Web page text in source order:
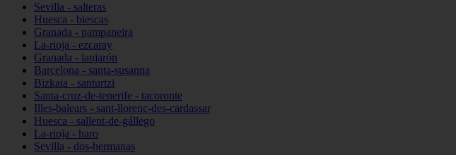
Sevilla - salteras
Huesca - biescas
Granada - pampaneira
La-rioja - ezcaray
Granada - lanjarón
Barcelona - santa-susanna
Bizkaia - santurtzi
Santa-cruz-de-tenerife - tacoronte
Illes-balears - sant-llorenç-des-cardassar
Huesca - sallent-de-gállego
La-rioja - haro
Sevilla - dos-hermanas